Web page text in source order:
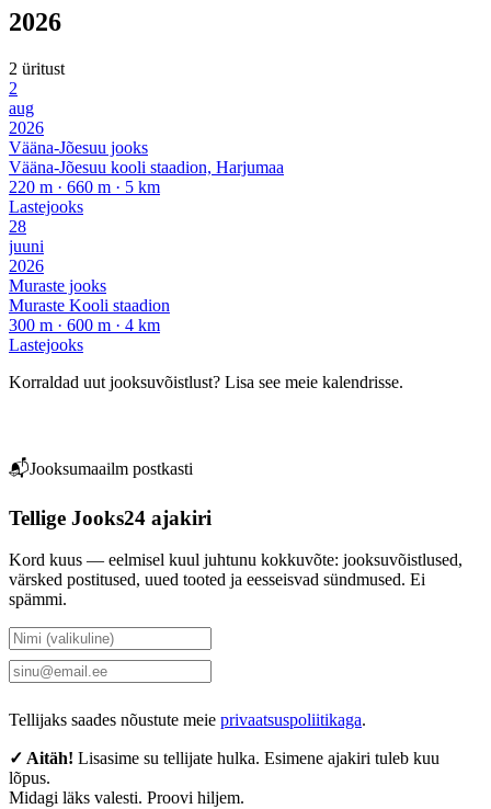
2026
2 üritust
2
aug
2026
Vääna-Jõesuu jooks
Vääna-Jõesuu kooli staadion, Harjumaa
220 m · 660 m · 5 km
Lastejooks
28
juuni
2026
Muraste jooks
Muraste Kooli staadion
300 m · 600 m · 4 km
Lastejooks
Korraldad uut jooksuvõistlust? Lisa see meie kalendrisse.
📬Jooksumaailm postkasti
Tellige Jooks24 ajakiri
Kord kuus — eelmisel kuul juhtunu kokkuvõte: jooksuvõistlused,
värsked postitused, uued tooted ja eesseisvad sündmused. Ei
spämmi.
Tellijaks saades nõustute meie privaatsuspoliitikaga.
✓ Aitäh! Lisasime su tellijate hulka. Esimene ajakiri tuleb kuu
lõpus.
Midagi läks valesti. Proovi hiljem.